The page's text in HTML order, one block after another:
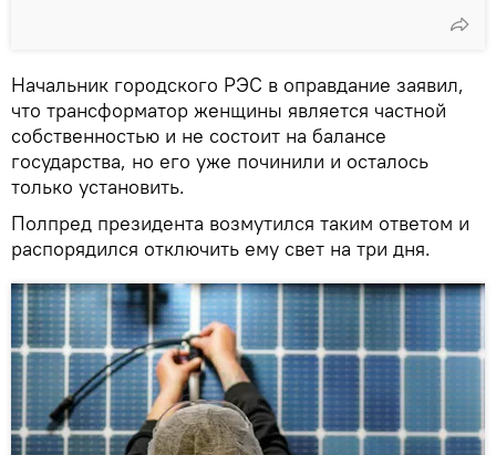
Начальник городского РЭС в оправдание заявил,
что трансформатор женщины является частной
собственностью и не состоит на балансе
государства, но его уже починили и осталось
только установить.
Полпред президента возмутился таким ответом и
распорядился отключить ему свет на три дня.